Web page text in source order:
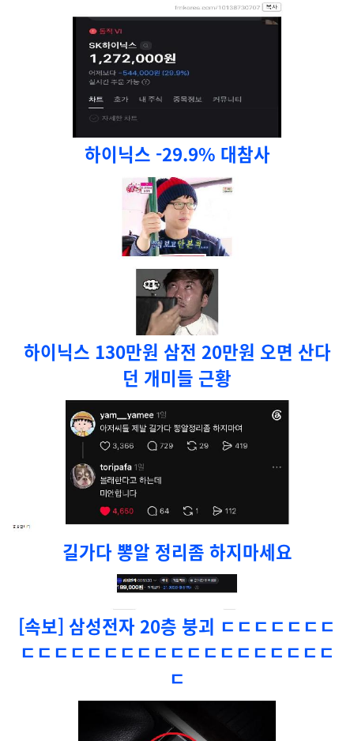
하이닉스 -29.9% 대참사
하이닉스 130만원 삼전 20만원 오면 산다
던 개미들 근황
길가다 뽕알 정리좀 하지마세요
[속보] 삼성전자 20층 붕괴 ㄷㄷㄷㄷㄷㄷㄷ
ㄷㄷㄷㄷㄷㄷㄷㄷㄷㄷㄷㄷㄷㄷㄷㄷㄷㄷㄷ
ㄷ